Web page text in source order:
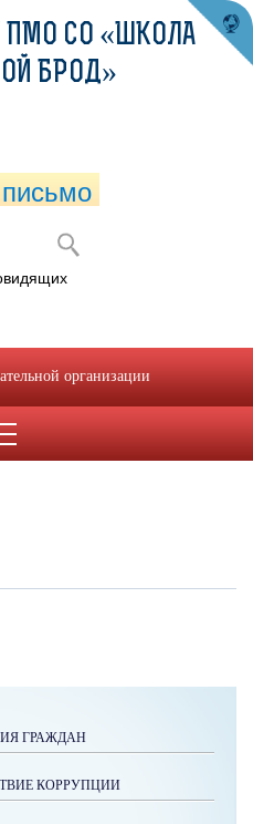
по подготовке
населения
ГРАЖДАН
КОРРУПЦИИ
ПМО СО «ШКОЛА
БРОД»
организации